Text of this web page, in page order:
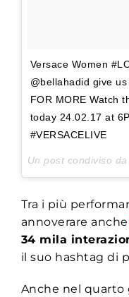
Versace Women
@bellahadid give
FOR MORE Watch
today 24.02.17 at
#VERSACELIVE
Tra i più
annoverare
34 mila
il suo hashtag di
Anche nel